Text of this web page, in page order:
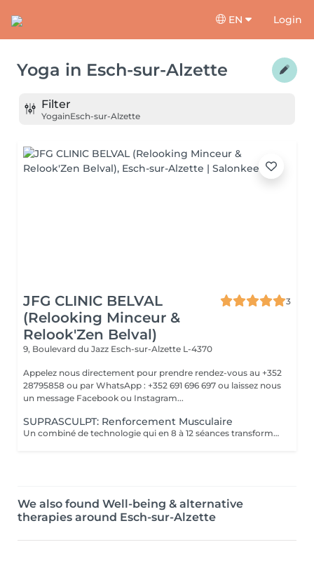
EN Login
Yoga in Esch-sur-Alzette
Filter
YogainEsch-sur-Alzette
JFG CLINIC BELVAL
(Relooking Minceur &
Relook'Zen Belval)
3
9, Boulevard du Jazz Esch-sur-Alzette L-4370
Appelez nous directement pour prendre rendez-vous au +352
28795858 ou par WhatsApp : +352 691 696 697 ou laissez nous
un message Facebook ou Instagram...
SUPRASCULPT: Renforcement Musculaire
Un combiné de technologie qui en 8 à 12 séances transformera votre silhouette sur une zone du corps.. Des abdos développés? des cuisses tonifiées ?? des bras remodelés?? alors n'hésitez plus !!
We also found Well-being & alternative
therapies around Esch-sur-Alzette